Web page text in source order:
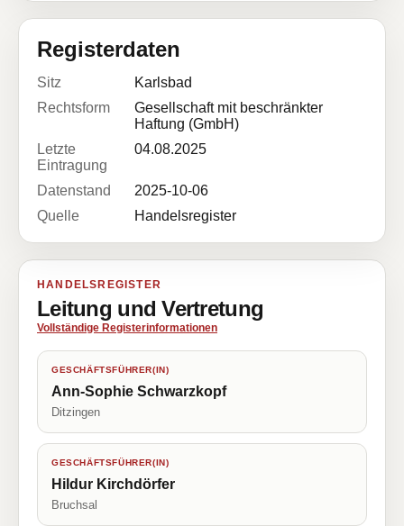
Registerdaten
Sitz
Karlsbad
Rechtsform
Gesellschaft mit beschränkter
Haftung (GmbH)
Letzte
Eintragung
04.08.2025
Datenstand
2025-10-06
Quelle
Handelsregister
HANDELSREGISTER
Leitung und Vertretung
Vollständige Registerinformationen
GESCHÄFTSFÜHRER(IN)
Ann-Sophie Schwarzkopf
Ditzingen
GESCHÄFTSFÜHRER(IN)
Hildur Kirchdörfer
Bruchsal